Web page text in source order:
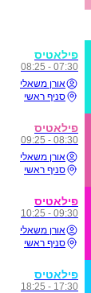
פילאטיס
07:30 - 08:25
אורן משאלי
סניף ראשי
פילאטיס
08:30 - 09:25
אורן משאלי
סניף ראשי
פילאטיס
09:30 - 10:25
אורן משאלי
סניף ראשי
פילאטיס
17:30 - 18:25